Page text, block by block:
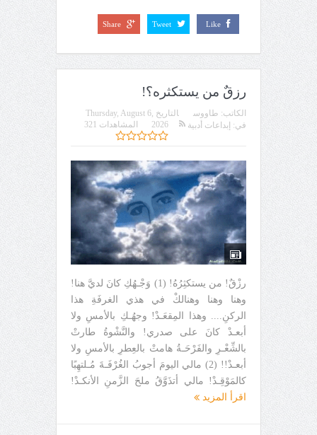
Like
Tweet
Share
رزقٌ من يستكثره؟!
الكاتب: طاووس التاريخ Thursday, August 6,
2026
في: إبداعات أدبية المشاهدات 321
رزْقٌ! من يستكثِرُهُ! (1) وَجْـهُكِ كانَ لديَّ هنا!
وهنا وهنا وهنالكْ في هذي الغرفَةِ هذا
الركنِ.... وهذا المِقعَـدْ! وجهُـكِ بالأمسِ ولا
أبعـدْ كانَ على صدري! والنَّشْوةُ طارتْ
بالشِّعْـرِ والفَرْحَـةُ هامتْ بالعِطرِ بالأمسِ ولا
أبعـدْ!! (2) مالي اليومَ أجوبُ الغُرْفَـةَ مُـلتهِبًا
كالمَوْقِـدْ! مالي أتذَوَّقُ ملحَ الزَّمنِ الأنكـدْ!
اقرأ المزيد